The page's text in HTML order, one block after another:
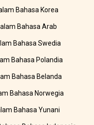
Bahasa Korea
Bahasa Arab
Bahasa Swedia
Bahasa Polandia
Bahasa Belanda
Bahasa Norwegia
Bahasa Yunani